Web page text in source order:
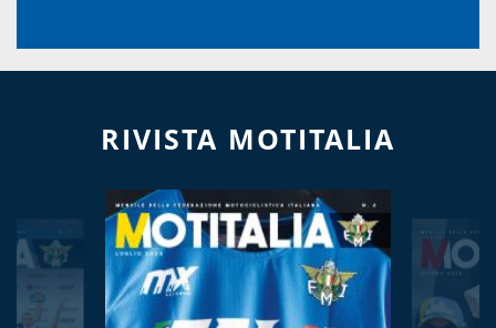
RIVISTA MOTITALIA